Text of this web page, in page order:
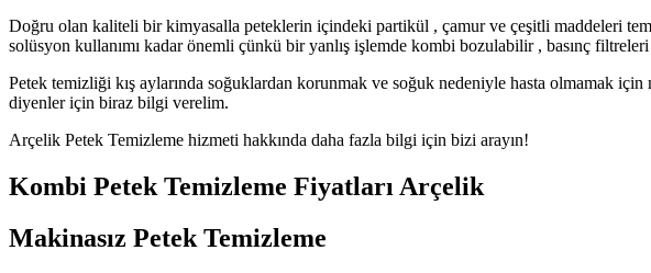
Doğru olan kaliteli bir kimyasalla peteklerin içindeki partikül , çamur ve çeşitli maddeleri
solüsyon kullanımı kadar önemli çünkü bir yanlış işlemde kombi bozulabilir , basınç
Petek temizliği kış aylarında soğuklardan korunmak ve soğuk nedeniyle hasta olmamak
diyenler için biraz bilgi verelim.
Arçelik Petek Temizleme hizmeti hakkında daha fazla bilgi için bizi arayın!
Kombi Petek Temizleme Fiyatları Arçelik
Makinasız Petek Temizleme